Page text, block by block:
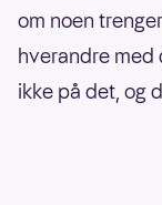
om noen
hverandre med
ikke på det, og